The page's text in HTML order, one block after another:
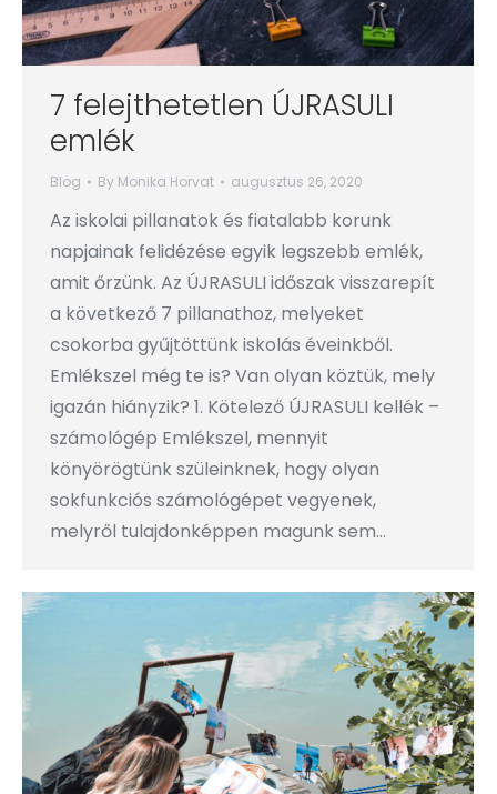
7 felejthetetlen ÚJRASULI
emlék
Blog By Monika Horvat augusztus 26, 2020
Az iskolai pillanatok és fiatalabb korunk
napjainak felidézése egyik legszebb emlék,
amit őrzünk. Az ÚJRASULI időszak visszarepít
a következő 7 pillanathoz, melyeket
csokorba gyűjtöttünk iskolás éveinkből.
Emlékszel még te is? Van olyan köztük, mely
igazán hiányzik? 1. Kötelező ÚJRASULI kellék –
számológép Emlékszel, mennyit
könyörögtünk szüleinknek, hogy olyan
sokfunkciós számológépet vegyenek,
melyről tulajdonképpen magunk sem…